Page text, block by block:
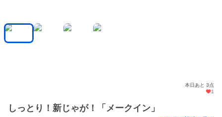
本日あと 3点
1
しっとり！新じゃが！「メークイン」